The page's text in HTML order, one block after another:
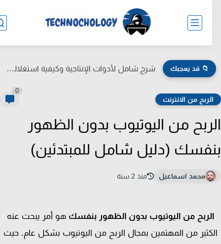
📁 قد يعجبك شرح شامل لأدوات الإنتاجية وكيفية استغلالها لتنظيم الوقت وزيادة الكفاءة
من الانترنت
من اليوتيوب بدون الظهور
(دليل شامل للمبتدئين)
محمد اسماعيل منذ 2 سنة
من اليوتيوب بدون الظهور بنفسكهو أمر يبحث عنه
من المهتمين بمجال الربح من اليوتيوب بشكل عام. حيث